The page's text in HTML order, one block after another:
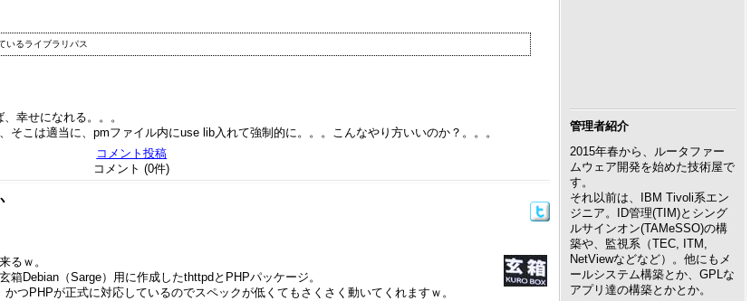
幸せになれる。。。
そこは適当に、pmファイル内にuse lib入れて強制的に。。。こんなやり方いいのか？。。。
コメント投稿
コメント (0件)
るｗ。
Debian（Sarge）用に作成したthttpdとPHPパッケージ。
つPHPが正式に対応しているのでスペックが低くてもさくさく動いてくれますｗ。
管理者紹介
2015年春から、ルータファー
ムウェア開発を始めた技術屋で
す。
それ以前は、IBM Tivoli系エン
ジニア。ID管理(TIM)とシング
ルサインオン(TAMeSSO)の構
築や、監視系（TEC, ITM,
NetViewなどなど）。他にもメ
ールシステム構築とか、GPLな
アプリ達の構築とかとか。